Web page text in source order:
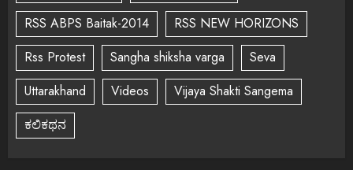
RSS ABPS Baitak-2014
RSS NEW HORIZONS
Rss Protest
Sangha shiksha varga
Seva
Uttarakhand
Videos
Vijaya Shakti Sangema
ಕಲಿಕಥನ